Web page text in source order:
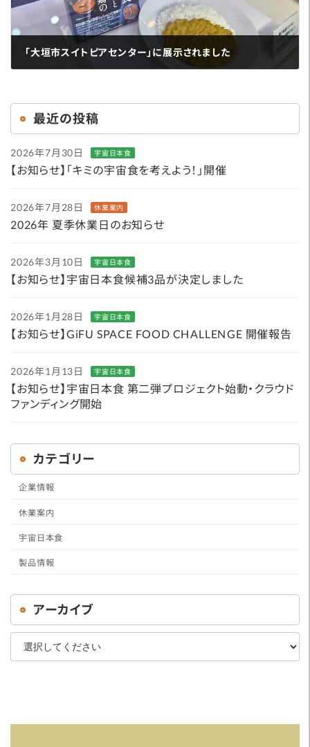
「大垣市スイトピアセンター」に展示されました
最近の投稿
2026年7月30日 宇宙日本食
【お知らせ】「キミの宇宙食を考えよう！」開催
2026年7月28日 休業案内
2026年 夏季休業日のお知らせ
2026年3月10日 宇宙日本食
【お知らせ】宇宙日本食候補3品が決定しました
2026年1月28日 宇宙日本食
【お知らせ】GiFU SPACE FOOD CHALLENGE 開催報告
2026年1月13日 宇宙日本食
【お知らせ】宇宙日本食 第二弾プロジェクト始動・クラウド
ファンディング開始
カテゴリー
企業情報
休業案内
宇宙日本食
製品情報
アーカイブ